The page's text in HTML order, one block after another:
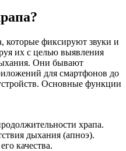
которые фиксируют звуки и
их с целью выявления
Они бывают
для смартфонов до
Основные функции
храпа.
дыхания (апноэ).
качества.